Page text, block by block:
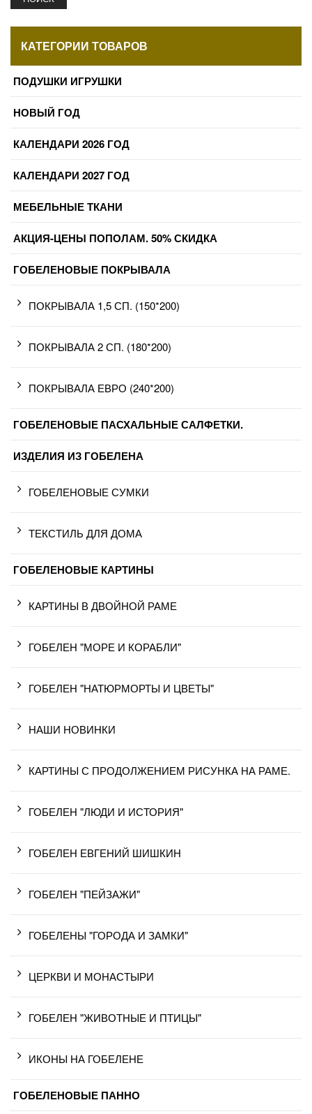
КАТЕГОРИИ ТОВАРОВ
ПОДУШКИ ИГРУШКИ
НОВЫЙ ГОД
КАЛЕНДАРИ 2026 ГОД
КАЛЕНДАРИ 2027 ГОД
МЕБЕЛЬНЫЕ ТКАНИ
АКЦИЯ-ЦЕНЫ ПОПОЛАМ. 50% СКИДКА
ГОБЕЛЕНОВЫЕ ПОКРЫВАЛА
ПОКРЫВАЛА 1,5 СП. (150*200)
ПОКРЫВАЛА 2 СП. (180*200)
ПОКРЫВАЛА ЕВРО (240*200)
ГОБЕЛЕНОВЫЕ ПАСХАЛЬНЫЕ САЛФЕТКИ.
ИЗДЕЛИЯ ИЗ ГОБЕЛЕНА
ГОБЕЛЕНОВЫЕ СУМКИ
ТЕКСТИЛЬ ДЛЯ ДОМА
ГОБЕЛЕНОВЫЕ КАРТИНЫ
КАРТИНЫ В ДВОЙНОЙ РАМЕ
ГОБЕЛЕН "МОРЕ И КОРАБЛИ"
ГОБЕЛЕН "НАТЮРМОРТЫ И ЦВЕТЫ"
НАШИ НОВИНКИ
КАРТИНЫ С ПРОДОЛЖЕНИЕМ РИСУНКА НА РАМЕ.
ГОБЕЛЕН "ЛЮДИ И ИСТОРИЯ"
ГОБЕЛЕН ЕВГЕНИЙ ШИШКИН
ГОБЕЛЕН "ПЕЙЗАЖИ"
ГОБЕЛЕНЫ "ГОРОДА И ЗАМКИ"
ЦЕРКВИ И МОНАСТЫРИ
ГОБЕЛЕН "ЖИВОТНЫЕ И ПТИЦЫ"
ИКОНЫ НА ГОБЕЛЕНЕ
ГОБЕЛЕНОВЫЕ ПАННО